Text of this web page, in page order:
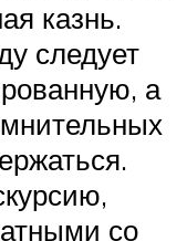
казнь.
следует
а
со